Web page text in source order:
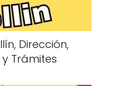
Dirección,
Trámites